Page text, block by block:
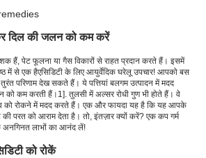
दिल की जलन को कम करें
हैं, पेट फूलना या गैस विकारों से राहत प्रदान करते हैं। इसमें
में से एक हैएसिडिटी के लिए आयुर्वेदिक घरेलू उपचार! आपको बस
परिणाम देख सकते हैं। ये पत्तियां बलगम उत्पादन में मदद
को कम करती हैं। 1 ]. तुलसी में अल्सर रोधी गुण भी होते हैं। वे
को रोकने में मदद करते हैं। एक और फायदा यह है कि यह आपके
परत को आराम देता है। तो, इंतज़ार क्यों करें? एक कप गर्म
लाभों का आनंद लें!
को रोकें